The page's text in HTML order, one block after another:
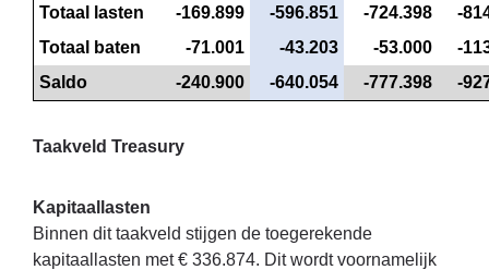
Totaal lasten -169.899 -596.851 -724.398
-
Totaal baten
-71.001 -43.203 -53.000
-
Saldo
-240.900 -640.054 -777.398 -
Taakveld Treasury
Kapitaallasten
Binnen dit taakveld stijgen de toegerekende
kapitaallasten met € 336.874. Dit wordt voornamelijk